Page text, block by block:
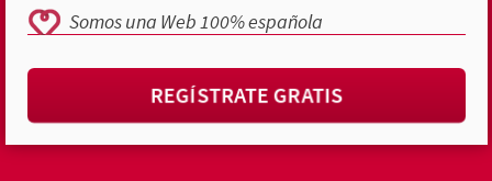
Somos una Web 100% española
REGÍSTRATE GRATIS